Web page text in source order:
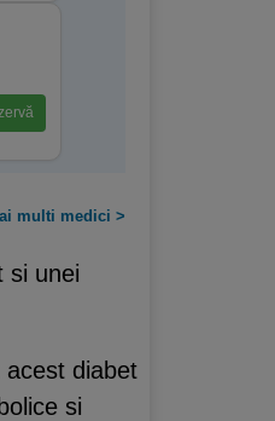
multi medici >
si unei
diabet
si